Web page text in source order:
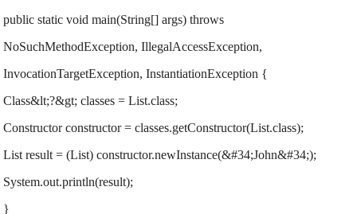
public static void main(String[] args) throws
NoSuchMethodException, IllegalAccessException,
InvocationTargetException, InstantiationException {
Class&lt;?&gt; classes = List.class;
Constructor constructor = classes.getConstructor(List.class);
List result = (List) constructor.newInstance(&#34;John&#34;);
System.out.println(result);
}